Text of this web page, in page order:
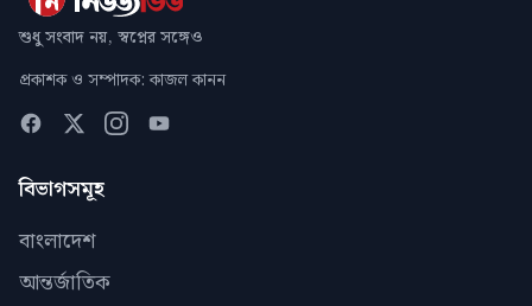
শুধু সংবাদ নয়, স্বপ্নের সঙ্গেও
প্রকাশক ও সম্পাদক: কাজল কানন
বিভাগসমূহ
বাংলাদেশ
আন্তর্জাতিক